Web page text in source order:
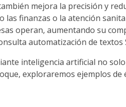
mejora la precisión y
finanzas o la atención
operan, aumentando su
automatización de textos
inteligencia artificial no
exploraremos ejemplos